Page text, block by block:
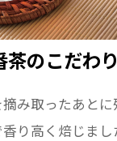
茶のこだわり
み取ったあと
り高く焙じまし